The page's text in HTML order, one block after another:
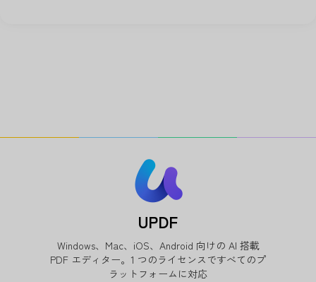
UPDF
Windows、Mac、iOS、Android 向けの AI 搭載
PDF エディター。1 つのライセンスですべてのプ
ラットフォームに対応